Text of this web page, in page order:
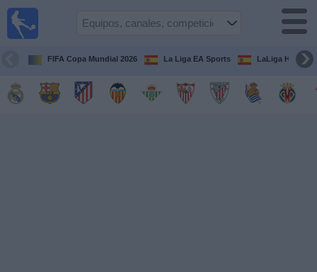
FIFA Copa Mundial 2026 La Liga EA Sports LaLiga
Guía de
Televisados